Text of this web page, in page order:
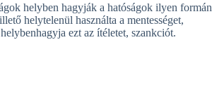
helyben hagyják a hatóságok ilyen formán
helytelenül használta a mentességet,
ezt az ítéletet, szankciót.